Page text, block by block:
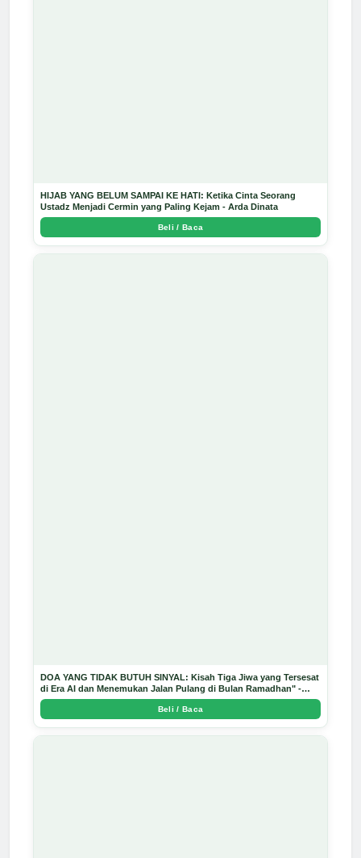
HIJAB YANG BELUM SAMPAI KE HATI: Ketika Cinta Seorang
Ustadz Menjadi Cermin yang Paling Kejam - Arda Dinata
Beli / Baca
DOA YANG TIDAK BUTUH SINYAL: Kisah Tiga Jiwa yang Tersesat
di Era AI dan Menemukan Jalan Pulang di Bulan Ramadhan" -
Arda Dinata
Beli / Baca